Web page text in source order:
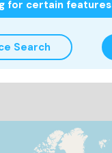
for certain features
Search